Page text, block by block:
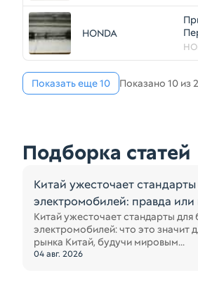
HONDA
Показать еще 10 Показано 10 из
Подборка статей
Китай ужесточает
электромобилей: правда или
Китай ужесточает стандарты для
электромобилей: что это значит
рынка Китай, будучи мировым...
04 авг. 2026